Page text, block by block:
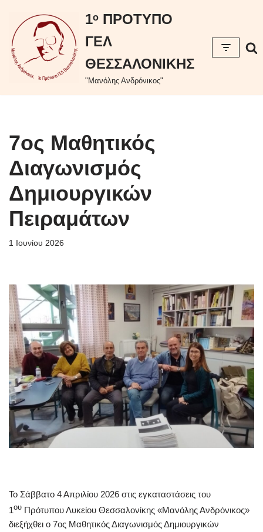
περιεχόμενο
Μεταπηδήστε
στο
περιεχόμενο
1ᵒ ΠΡΟΤΥΠΟ
ΓΕΛ
ΘΕΣΣΑΛΟΝΙΚΗΣ
"Μανόλης Ανδρόνικος"
7ος Μαθητικός
Διαγωνισμός
Δημιουργικών
Πειραμάτων
1 Ιουνίου 2026
Το Σάββατο 4 Απριλίου 2026 στις εγκαταστάσεις του
1ου Πρότυπου Λυκείου Θεσσαλονίκης «Μανόλης Ανδρόνικος»
διεξήχθει ο 7ος Μαθητικός Διαγωνισμός Δημιουργικών